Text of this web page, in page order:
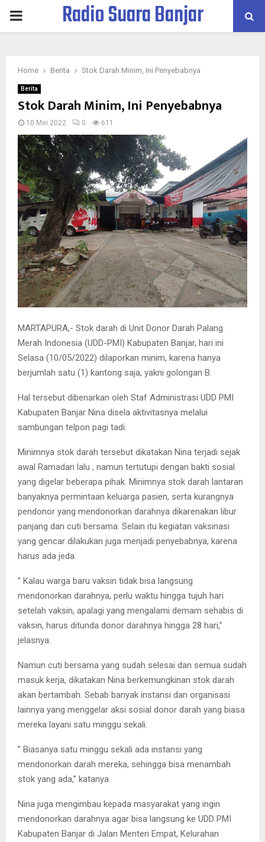
PRIMARYRadio Suara Banjar
Home Berita Stok Darah Minim, Ini Penyebabnya
Berita
Stok Darah Minim, Ini Penyebabnya
10 Mei 2022 0 611
MARTAPURA,- Stok darah di Unit Donor Darah Palang
Merah Indonesia (UDD-PMI) Kabupaten Banjar, hari ini
Selasa (10/05/2022) dilaporkan minim, karena hanya
berjumlah satu (1) kantong saja, yakni golongan B.
Hal tersebut dibenarkan oleh Staf Administrasi UDD PMI
Kabupaten Banjar Nina disela aktivitasnya melalui
sambungan telpon pagi tadi.
Minimnya stok darah tersebut dikatakan Nina terjadi sejak
awal Ramadan lalu , namun tertutupi dengan bakti sosial
yang digelar beberapa pihak. Minimnya stok darah lantaran
banyaknya permintaan keluarga pasien, serta kurangnya
pendonor yang mendonorkan darahnya dikarenakan libur
panjang dan cuti bersama. Selain itu kegiatan vaksinasi
yang gencar dilakukan juga menjadi penyebabnya, karena
harus ada jeda.
” Kalau warga baru vaksin tidak bisa langsung
mendonorkan darahnya, perlu waktu hingga tujuh hari
setelah vaksin, apalagi yang mengalami demam sehabis di
vaksin, harus ditunda donor darahnya hingga 28 hari,”
jelasnya.
Namun cuti bersama yang sudah selesai dan semua sudah
masuk kerja, dikatakan Nina berkemungkinan stok darah
akan bertambah. Sebab banyak instansi dan organisasi
lainnya yang menggelar aksi sosial donor darah yang biasa
mereka layani satu minggu sekali.
” Biasanya satu minggu sekali ada instansi yang
mendonorkan darah mereka, sehingga bisa menambah
stok yang ada,” katanya.
Nina juga mengimbau kepada masyarakat yang ingin
mendonorkan darahnya agar bisa langsung ke UDD PMI
Kabupaten Banjar di Jalan Menteri Empat, Kelurahan